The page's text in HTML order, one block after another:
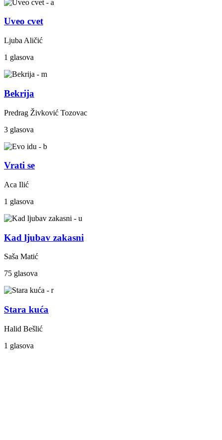
Uveo cvet
Ljuba Aličić
1 glasova
Bekrija
Predrag Živković Tozovac
3 glasova
Vrati se
Aca Ilić
1 glasova
Kad ljubav zakasni
Saša Matić
75 glasova
Stara kuća
Halid Bešlić
1 glasova